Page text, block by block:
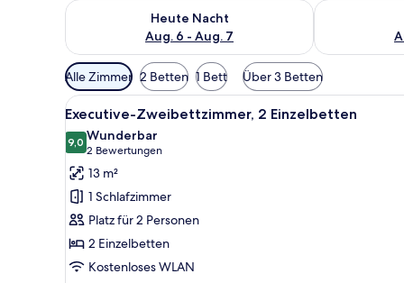
Heute Nacht
Aug. 6 - Aug. 7
Überprüfe die Verfügbarkeit für heute Nacht, Aug. 6
Überprüfe
Verfügbare
Filter
für
Zimmer
Alle Zimmer 2 Betten 1 Bett Über 3 Betten
Alle
Fotos
für
Executive-
Zweibettzimmer,
2 Einzelbetten
anzeigen
Executive-Zweibettzimmer, 2
3
Executive-Zweibettzimmer, 2 Einzelbetten
9,09,0 von 10
Wunderbar
2 Bewertungen
(2
Bewertungen)
13 m²
1 Schlafzimmer
Platz für 2 Personen
2 Einzelbetten
Kostenloses WLAN